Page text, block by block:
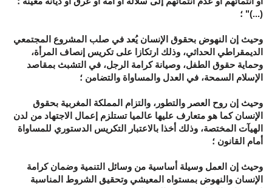
(...)" ؛
وحيث إن النهوض بحقوق الإنسان يُعد في صلب المشروع المجتمعي
الديمقراطي الحداثي، وذلك ارتكازا على تكريس إنصاف المرأة،
وحماية حقوق الطفل، وصيانة كرامة الرجل، في التشبث بمقاصد
الإسلام السمحة، في العدل والمساواة والتضامن ؛
وحيث إن روح العصر والتطور، والتزام المملكة المغربية بحقوق
الإنسان كما هو متعارف عليها عالميا تستلزم إعمال الاجتهاد من لدن
الهيآت المختصة، وذلك أخذا بالاعتبار التكريس الدستوري للمساواة
أمام القانون ؛
وحيث إن العمل وسيلة أساسية من وسائل التنمية وضمان كرامة
الإنسان والنهوض بمستواه المعيشي وتحقيق الشروط المناسبة